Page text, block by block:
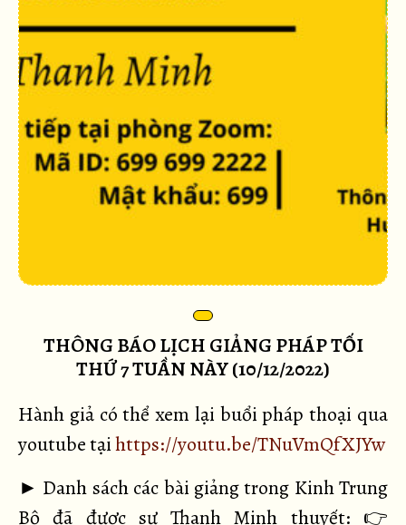
THÔNG BÁO LỊCH GIẢNG PHÁP TỐI
THỨ 7 TUẦN NÀY (10/12/2022)
Hành giả có thể xem lại buổi pháp thoại qua
youtube tạihttps://youtu.be/TNuVmQfXJYw
► Danh sách các bài giảng trong Kinh Trung
Bộ đã được sư Thanh Minh thuyết: 👉